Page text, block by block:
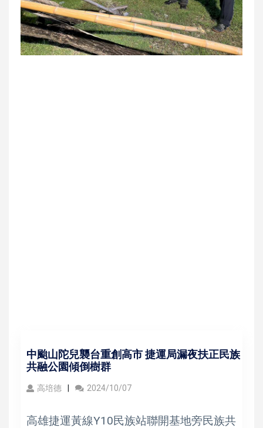
中颱山陀兒襲台重創高市 捷運局漏夜扶正民族
共融公園傾倒樹群
高培德 2024/10/07
高雄捷運黃線Y10民族站聯開基地旁民族共